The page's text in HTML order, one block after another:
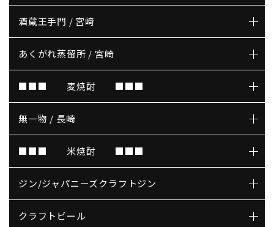
酒蔵王手門 / 宮﨑
あくがれ蒸留所 / 宮崎
■■■ 麦焼酎 ■■■
無一物 / 長崎
■■■ 米焼酎 ■■■
ジン/ジャパニーズクラフトジン
クラフトビール